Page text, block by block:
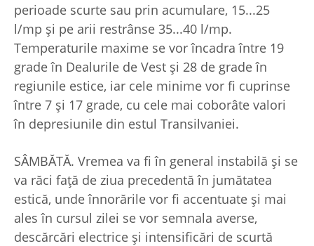
perioade scurte sau prin acumulare, 15...25
l/mp și pe arii restrânse 35...40 l/mp.
Temperaturile maxime se vor încadra între 19
grade în Dealurile de Vest și 28 de grade în
regiunile estice, iar cele minime vor fi cuprinse
între 7 și 17 grade, cu cele mai coborâte valori
în depresiunile din estul Transilvaniei.
SÂMBĂTĂ. Vremea va fi în general instabilă și se
va răci față de ziua precedentă în jumătatea
estică, unde înnorările vor fi accentuate și mai
ales în cursul zilei se vor semnala averse,
descărcări electrice și intensificări de scurtă